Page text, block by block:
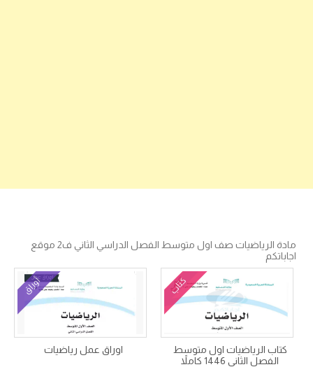
مادة الرياضيات صف اول متوسط الفصل الدراسي الثاني ف2 موقع
اجاباتكم
كتاب
كتاب الرياضيات اول متوسط
الفصل الثاني 1446 كاملاً
أوراق
اوراق عمل رياضيات